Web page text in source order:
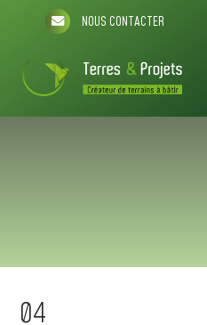
NOUS CONTACTER
04